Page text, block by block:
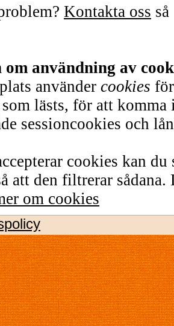
Kontakta oss
användning av
använder cookies
lästs, för att
sessioncookies och
cookies kan
att den filtrerar
om cookies